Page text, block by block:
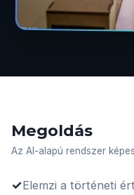
Megoldás
Az AI-alapú rendszer
✓Elemzi a történeti